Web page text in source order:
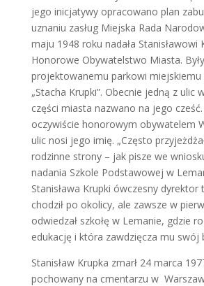
jego inicjatywy opra­cowano plan
uznaniu zasług Miejska Rada
maju 1948 roku nadała Stanisławowi
Honorowe Obywatelstwo Miasta.
projektowanemu parkowi miejskiemu
„Stacha Krupki”. Obecnie jedną z ulic
części miasta nazwano na jego cześć.
oczywiście honorowym obywatelem
ulic nosi jego imię. „Często
rodzinne strony – jak pisze we
nadania Szkole Podstawowej w
Stanisława Krupki ówczesny dyrektor
chodził po okolicy, ale zawsze w
odwiedzał szkołę w Lemanie, gdzie
edukację i która zawdzięcza mu swój
Stanisław Krupka zmarł 24 marca
pochowany na cmentarzu w